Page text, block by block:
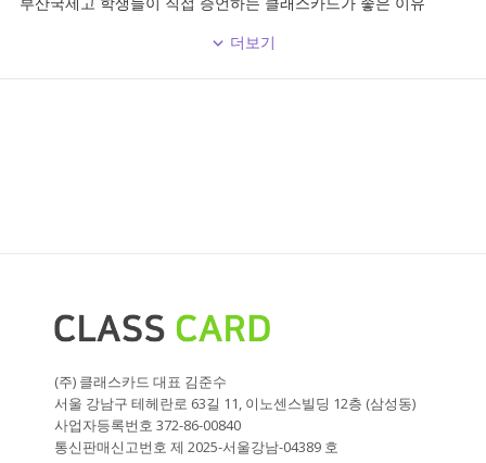
더보기
(주) 클래스카드 대표 김준수
서울 강남구 테헤란로 63길 11, 이노센스빌딩 12층 (삼성동)
사업자등록번호 372-86-00840
통신판매신고번호 제 2025-서울강남-04389 호